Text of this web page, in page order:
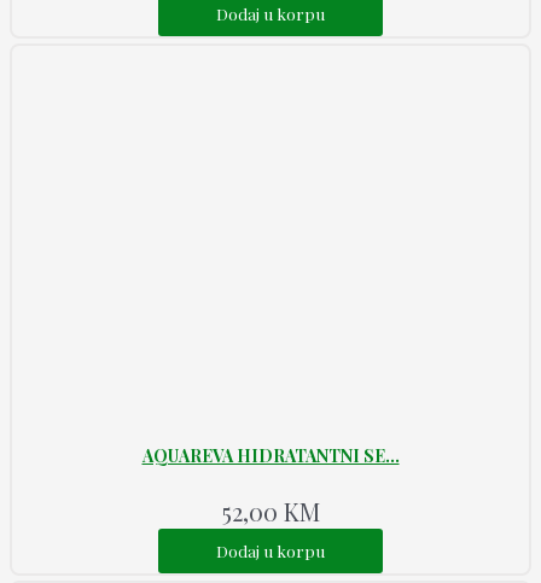
Dodaj u korpu
AQUAREVA HIDRATANTNI SE...
52,00 KM
Dodaj u korpu